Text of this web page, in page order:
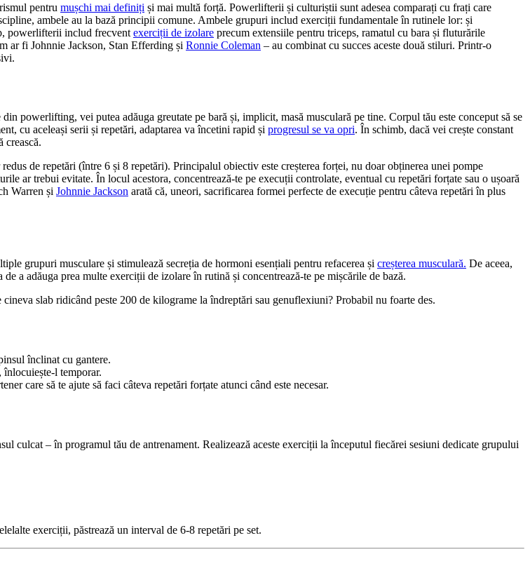
pentru mușchi mai definiți și mai multă forță. Powerlifterii și culturiștii sunt adesea comparați cu frați care
ambele au la bază principii comune. Ambele grupuri includ exerciții fundamentale în rutinele lor: și
powerlifterii includ frecvent exerciții de izolare precum extensiile pentru triceps, ramatul cu bara și fluturările
ar fi Johnnie Jackson, Stan Efferding și Ronnie Coleman – au combinat cu succes aceste două stiluri. Printr-o
powerlifting, vei putea adăuga greutate pe bară și, implicit, masă musculară pe tine. Corpul tău este conceput să se
cu aceleași serii și repetări, adaptarea va încetini rapid și progresul se va opri. În schimb, dacă vei crește constant
crească.
de repetări (între 6 și 8 repetări). Principalul obiectiv este creșterea forței, nu doar obținerea unei pompe
ar trebui evitate. În locul acestora, concentrează-te pe execuții controlate, eventual cu repetări forțate sau o ușoară
Warren și Johnnie Jackson arată că, uneori, sacrificarea formei perfecte de execuție pentru câteva repetări în plus
grupuri musculare și stimulează secreția de hormoni esențiali pentru refacerea și creșterea musculară. De aceea,
a adăuga prea multe exerciții de izolare în rutină și concentrează-te pe mișcările de bază.
slab ridicând peste 200 de kilograme la îndreptări sau genuflexiuni? Probabil nu foarte des.
înclinat cu gantere.
l temporar.
care să te ajute să faci câteva repetări forțate atunci când este necesar.
– în programul tău de antrenament. Realizează aceste exerciții la începutul fiecărei sesiuni dedicate grupului
exerciții, păstrează un interval de 6-8 repetări pe set.